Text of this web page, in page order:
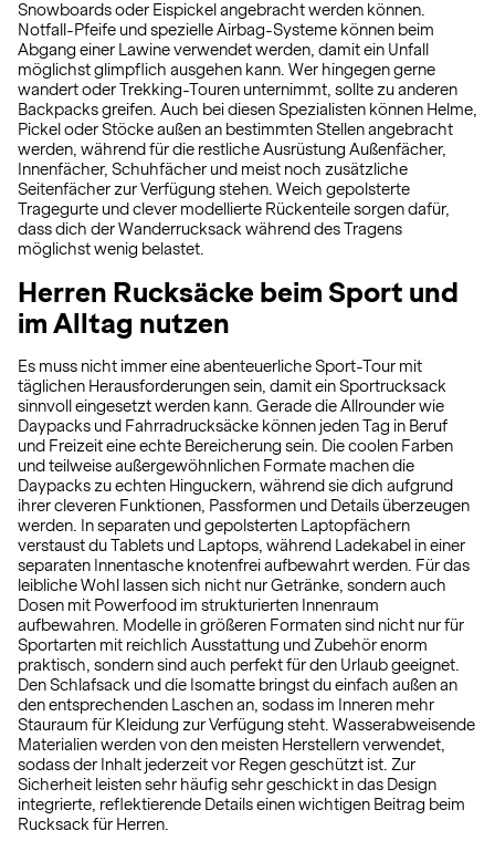
Snowboards oder Eispickel angebracht werden können.
Notfall-Pfeife und spezielle Airbag-Systeme können beim
Abgang einer Lawine verwendet werden, damit ein Unfall
möglichst glimpflich ausgehen kann. Wer hingegen gerne
wandert oder Trekking-Touren unternimmt, sollte zu anderen
Backpacks greifen. Auch bei diesen Spezialisten können Helme,
Pickel oder Stöcke außen an bestimmten Stellen angebracht
werden, während für die restliche Ausrüstung Außenfächer,
Innenfächer, Schuhfächer und meist noch zusätzliche
Seitenfächer zur Verfügung stehen. Weich gepolsterte
Tragegurte und clever modellierte Rückenteile sorgen dafür,
dass dich der Wanderrucksack während des Tragens
möglichst wenig belastet.
Herren Rucksäcke beim Sport und
im Alltag nutzen
Es muss nicht immer eine abenteuerliche Sport-Tour mit
täglichen Herausforderungen sein, damit ein Sportrucksack
sinnvoll eingesetzt werden kann. Gerade die Allrounder wie
Daypacks und Fahrradrucksäcke können jeden Tag in Beruf
und Freizeit eine echte Bereicherung sein. Die coolen Farben
und teilweise außergewöhnlichen Formate machen die
Daypacks zu echten Hinguckern, während sie dich aufgrund
ihrer cleveren Funktionen, Passformen und Details überzeugen
werden. In separaten und gepolsterten Laptopfächern
verstaust du Tablets und Laptops, während Ladekabel in einer
separaten Innentasche knotenfrei aufbewahrt werden. Für das
leibliche Wohl lassen sich nicht nur Getränke, sondern auch
Dosen mit Powerfood im strukturierten Innenraum
aufbewahren. Modelle in größeren Formaten sind nicht nur für
Sportarten mit reichlich Ausstattung und Zubehör enorm
praktisch, sondern sind auch perfekt für den Urlaub geeignet.
Den Schlafsack und die Isomatte bringst du einfach außen an
den entsprechenden Laschen an, sodass im Inneren mehr
Stauraum für Kleidung zur Verfügung steht. Wasserabweisende
Materialien werden von den meisten Herstellern verwendet,
sodass der Inhalt jederzeit vor Regen geschützt ist. Zur
Sicherheit leisten sehr häufig sehr geschickt in das Design
integrierte, reflektierende Details einen wichtigen Beitrag beim
Rucksack für Herren.